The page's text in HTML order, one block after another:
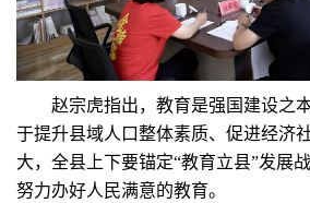
赵宗虎指出，教育是强国建设之
于提升县域人口整体素质、促进经济
大，全县上下要锚定“教育立县”发展
努力办好人民满意的教育。